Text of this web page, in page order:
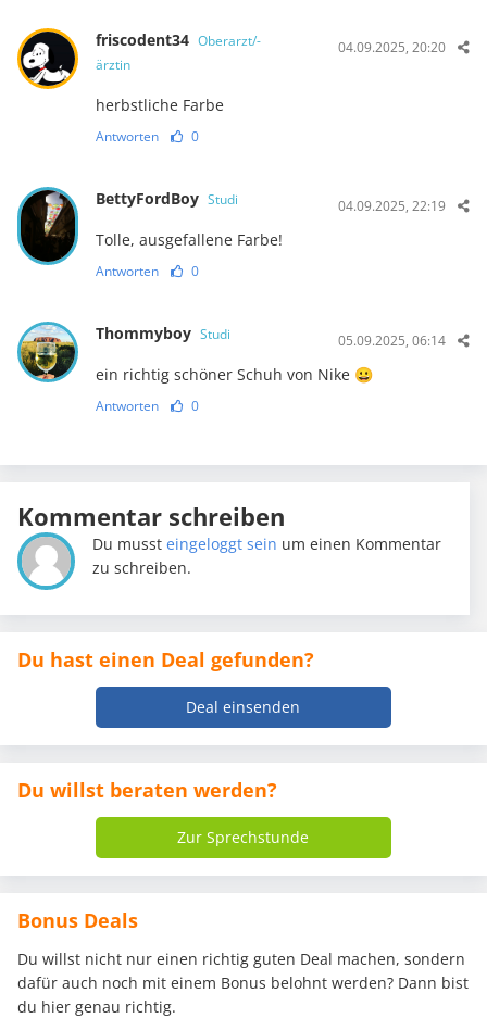
friscodent34 Oberarzt/-
ärztin
04.09.2025, 20:20
herbstliche Farbe
Antworten 0
BettyFordBoy Studi 04.09.2025, 22:19
Tolle, ausgefallene Farbe!
Antworten 0
Thommyboy Studi 05.09.2025, 06:14
ein richtig schöner Schuh von Nike 😀
Antworten 0
Kommentar schreiben
Du mussteingeloggt sein um einen Kommentar
zu schreiben.
Du hast einen Deal gefunden?
Deal einsenden
Du willst beraten werden?
Zur Sprechstunde
Bonus Deals
Du willst nicht nur einen richtig guten Deal machen, sondern
dafür auch noch mit einem Bonus belohnt werden? Dann bist
du hier genau richtig.